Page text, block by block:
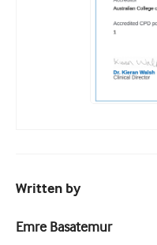
Written by
Emre Basatemur